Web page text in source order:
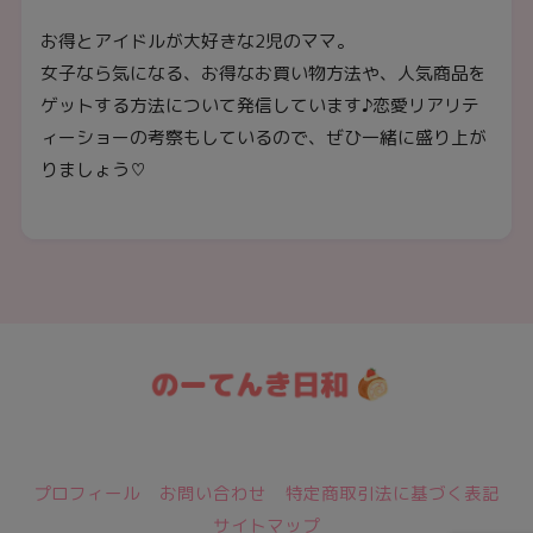
お得とアイドルが大好きな2児のママ。
女子なら気になる、お得なお買い物方法や、人気商品を
ゲットする方法について発信しています♪恋愛リアリテ
ィーショーの考察もしているので、ぜひ一緒に盛り上が
りましょう♡
プロフィール お問い合わせ
特定商取引法に基づく表記
サイトマップ